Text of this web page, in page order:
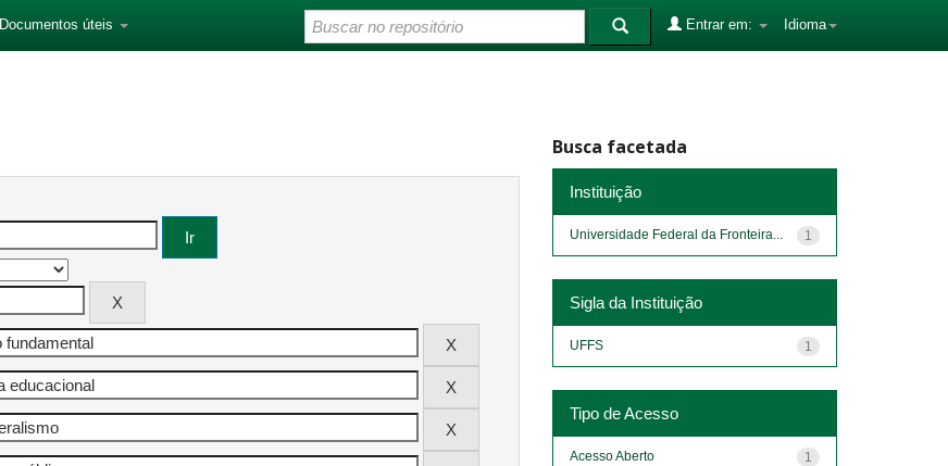
Documentos úteis Idioma
Entrar em:
Busca facetada
Instituição
1
Universidade Federal da Fronteira...
Sigla da Instituição
1
UFFS
Tipo de Acesso
1
Acesso Aberto